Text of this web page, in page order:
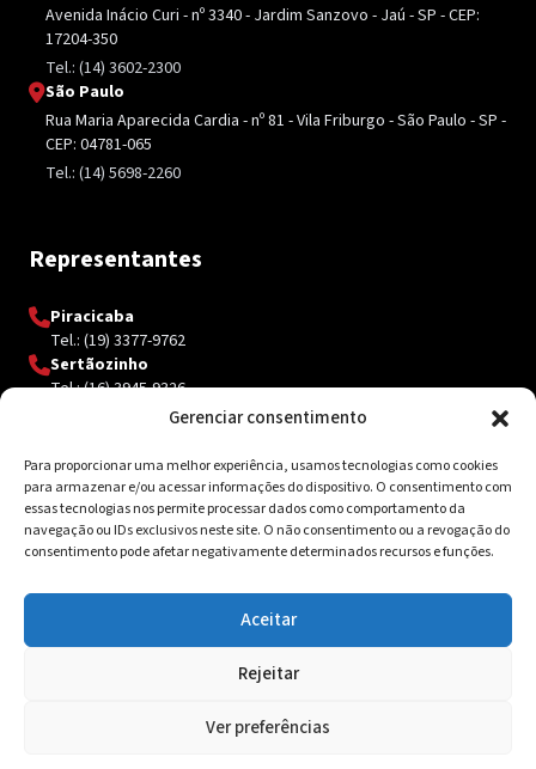
Gerenciar consentimento
Para proporcionar uma melhor experiência, usamos tecnologias como cookies
para armazenar e/ou acessar informações do dispositivo. O consentimento com
essas tecnologias nos permite processar dados como comportamento da
navegação ou IDs exclusivos neste site. O não consentimento ou a revogação do
consentimento pode afetar negativamente determinados recursos e funções.
Aceitar
Rejeitar
Ver preferências
Avenida Inácio Curi - nº 3340 - Jardim Sanzovo - Jaú - SP - CEP:
17204-350
Tel.: (14) 3602-2300
São Paulo
Rua Maria Aparecida Cardia - nº 81 - Vila Friburgo - São Paulo - SP -
CEP: 04781-065
Tel.: (14) 5698-2260
Representantes
Piracicaba
Tel.: (19) 3377-9762
Sertãozinho
Tel.: (16) 3945-9326
Contato
Av. Inácio Curi, 3340 Jardim Sanzovo CEP: 17.204-350
(14) 98159-0142
© 2026 Ksolda. Todos os direitos reservados. Site by